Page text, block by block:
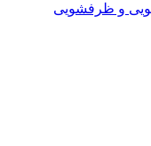
و ظرفشویی